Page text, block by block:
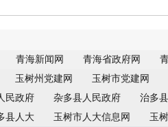
青海新闻网 青海省政府网
玉树州党建网
玉树市党建网
民政府 杂多县人民政府
治多
县人大 玉树市人大信息网 玉